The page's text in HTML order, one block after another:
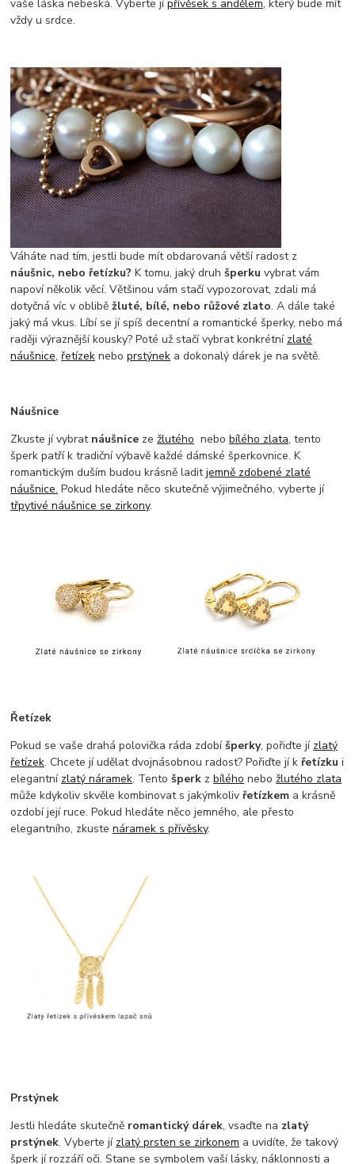
vaše láska nebeská. Vyberte jípřívěsek s andělem, který bude mít
vždy u srdce.
Váháte nad tím, jestli bude mít obdarovaná větší radost z
náušnic, nebo řetízku? K tomu, jaký druhšperku vybrat vám
napoví několik věcí. Většinou vám stačí vypozorovat, zdali má
dotyčná víc v obliběžluté, bílé, nebo růžové zlato. A dále také
jaký má vkus. Líbí se jí spíš decentní a romantické šperky, nebo má
raději výraznější kousky? Poté už stačí vybrat konkrétní zlaté
náušnice, řetízek neboprstýnek a dokonalý dárek je na světě.
Náušnice
Zkuste jí vybrat náušnice zežlutého nebobílého zlata, tento
šperk patří k tradiční výbavě každé dámské šperkovnice.K
romantickým duším budou krásně laditjemně zdobené zlaté
náušnice. Pokud hledáte něco skutečně výjimečného, vyberte jí
třpytivé náušnice se zirkony.
Řetízek
Pokud se vaše drahá polovička ráda zdobíšperky, pořiďte jí zlatý
řetízek. Chcete jí udělat dvojnásobnou radost? Pořiďte jí k řetízku i
elegantní zlatý náramek. Tentošperk zbílého nebožlutého zlata
může kdykoliv skvěle kombinovat s jakýmkoliv řetízkem a krásně
ozdobí její ruce. Pokud hledáte něco jemného, ale přesto
elegantního, zkustenáramek s přívěsky.
Prstýnek
Jestli hledáte skutečně romantický dárek, vsaďte na zlatý
prstýnek. Vyberte jí zlatý prsten se zirkonem a uvidíte, že takový
šperk jí rozzáří oči. Stane se symbolem vaší lásky, náklonnosti a